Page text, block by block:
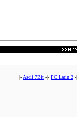
|- Ascii 7Bit -|- PC Latin 2